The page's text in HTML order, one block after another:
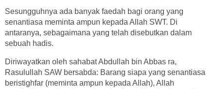
Sesungguhnya ada banyak faedah bagi orang yang
senantiasa meminta ampun kepada Allah SWT. Di
antaranya, sebagaimana yang telah disebutkan dalam
sebuah hadis.
Diriwayatkan oleh sahabat Abdullah bin Abbas ra,
Rasulullah SAW bersabda: Barang siapa yang senantiasa
beristighfar (meminta ampun kepada Allah), Allah